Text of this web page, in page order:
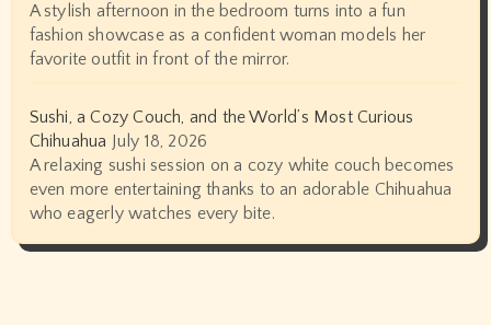
A stylish afternoon in the bedroom turns into a fun
fashion showcase as a confident woman models her
favorite outfit in front of the mirror.
Sushi, a Cozy Couch, and the World’s Most Curious
Chihuahua July 18, 2026
A relaxing sushi session on a cozy white couch becomes
even more entertaining thanks to an adorable Chihuahua
who eagerly watches every bite.